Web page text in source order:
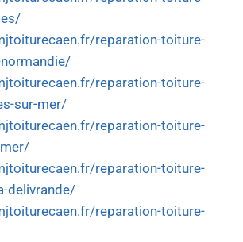
reparation-toiture-
reparation-toiture-
sur-mer/
reparation-toiture-
reparation-toiture-
delivrande/
reparation-toiture-